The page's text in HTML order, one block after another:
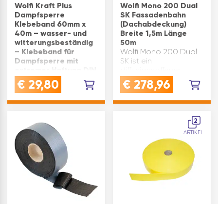
Wolfi Kraft Plus
Dampfsperre
Klebeband 60mm x
40m – wasser- und
witterungsbeständig
– Klebeband für
Dampfsperre mit
4108-7 & ÖNORM
B8110-2
HAFTUNG: das
bietet höchste
Klebekraft für
Dampfbremsen,
Dampfsperren, OSB-
Platten und
Winddichtungen -
neuartige Spezialfolie
verhindert einreißen
der TrennlageWASSE…
€ 29,80
Wolfi Mono 200 Dual
SK Fassadenbahn
(Dachabdeckung)
Breite 1,5m Länge
50m
Wolfi Mono 200 Dual
SK ist ein
dreilagiger Verbund,
bestehend aus einer
Membran
dreilagige Aufbau
verleiht Wolfi M…
€ 278,96
2
ARTIKEL